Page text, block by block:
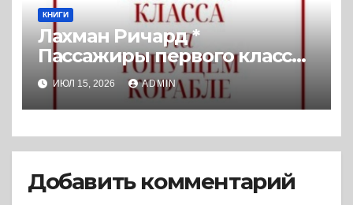
КНИГИ
Лахман Ричард *
Пассажиры первого класса
на тонущем корабле:
Политика элиты и упадок
великих держав (2022) *
Реферат книги
ИЮЛ 15, 2026 ADMIN
Добавить комментарий